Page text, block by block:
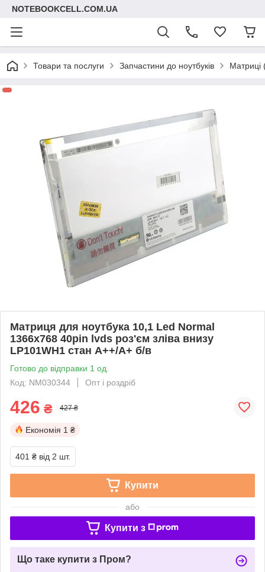
NOTEBOOKCELL.COM.UA
Товари та послуги Запчастини до ноутбуків Матриці
Матриця для ноутбука 10,1 Led Normal
1366x768 40pin lvds роз'єм зліва внизу
LP101WH1 стан А++/А+ б/в
Готово до відправки 1 од.
Код: NM030344
Опт і роздріб
426 ₴ 427 ₴
Економія 1 ₴
401 ₴ від 2 шт.
Купити
або
Купити з
Що таке купити з Пром?